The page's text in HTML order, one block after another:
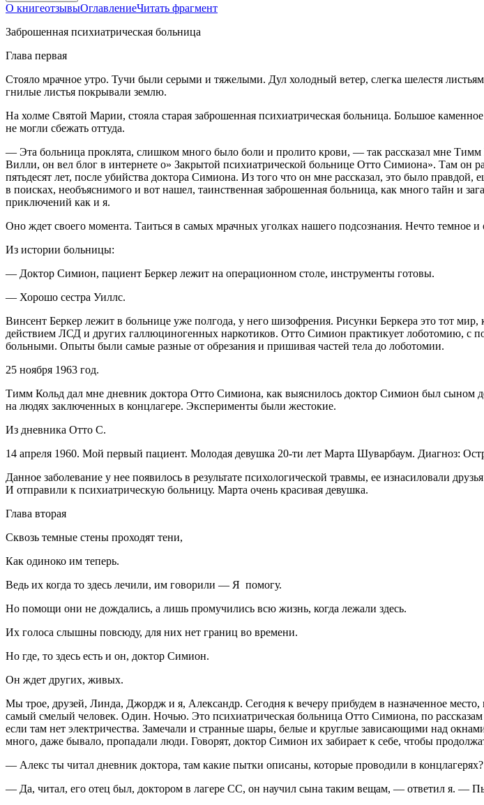
О книгеотзывыОглавлениеЧитать фрагмент
Заброшенная психиатрическая больница
Глава первая
Стояло мрачное утро. Тучи были серыми и тяжелыми. Дул холодный ветер, слегка шелестя
гнилые листья покрывали землю.
На холме Святой Марии, стояла старая заброшенная психиатрическая больница. Большое
не могли сбежать оттуда.
— Эта больница проклята, слишком много было боли и пролито крови, — так рассказал мне
Вилли, он вел блог в интернете о» Закрытой психиатрической больнице Отто Симиона». Там он
пятьдесят лет, после убийства доктора Симиона. Из того что он мне рассказал, это было
в поисках, необъяснимого и вот нашел, таинственная заброшенная больница, как много тайн и
приключений как и я.
Оно ждет своего момента. Таиться в самых мрачных уголках нашего подсознания. Нечто темное и
Из истории больницы:
— Доктор Симион, пациент Беркер лежит на операционном столе, инструменты готовы.
— Хорошо сестра Уиллс.
Винсент Беркер лежит в больнице уже полгода, у него шизофрения. Рисунки Беркера это тот
действием ЛСД и других галлюциногенных наркотиков. Отто Симион практикует лоботомию, с
больными. Опыты были самые разные от обрезания и пришивая частей тела до лоботомии.
25 ноября 1963 год.
Тимм Кольд дал мне дневник доктора Отто Симиона, как выяснилось доктор Симион был сыном
на людях заключенных в концлагере. Эксперименты были жестокие.
Из дневника Отто С.
14 апреля 1960. Мой первый пациент. Молодая девушка 20-ти лет Марта Шуварбаум. Диагноз:
Данное заболевание у нее появилось в результате психологической травмы, ее изнасиловали
И отправили к психиатрическую больницу. Марта очень красивая девушка.
Глава вторая
Сквозь темные стены проходят тени,
Как одиноко им теперь.
Ведь их когда то здесь лечили, им говорили — Я помогу.
Но помощи они не дождались, а лишь промучились всю жизнь, когда лежали здесь.
Их голоса слышны повсюду, для них нет границ во времени.
Но где, то здесь есть и он, доктор Симион.
Он ждет других, живых.
Мы трое, друзей, Линда, Джордж и я, Александр. Сегодня к вечеру прибудем в назначенное место,
самый смелый человек. Один. Ночью. Это психиатрическая больница Отто Симиона, по
если там нет электричества. Замечали и странные шары, белые и круглые зависающими над
много, даже бывало, пропадали люди. Говорят, доктор Симион их забирает к себе, чтобы
— Алекс ты читал дневник доктора, там какие пытки описаны, которые проводили в
— Да, читал, его отец был, доктором в лагере СС, он научил сына таким вещам, — ответил я. —